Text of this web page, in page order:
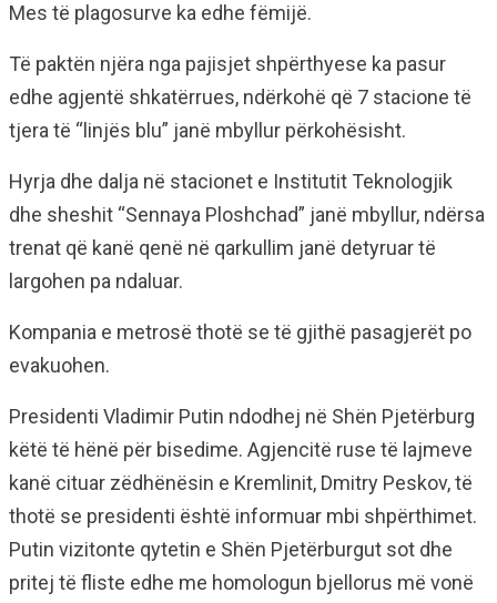
Mes të plagosurve ka edhe fëmijë.
Të paktën njëra nga pajisjet shpërthyese ka pasur
edhe agjentë shkatërrues, ndërkohë që 7 stacione të
tjera të “linjës blu” janë mbyllur përkohësisht.
Hyrja dhe dalja në stacionet e Institutit Teknologjik
dhe sheshit “Sennaya Ploshchad” janë mbyllur, ndërsa
trenat që kanë qenë në qarkullim janë detyruar të
largohen pa ndaluar.
Kompania e metrosë thotë se të gjithë pasagjerët po
evakuohen.
Presidenti Vladimir Putin ndodhej në Shën Pjetërburg
këtë të hënë për bisedime. Agjencitë ruse të lajmeve
kanë cituar zëdhënësin e Kremlinit, Dmitry Peskov, të
thotë se presidenti është informuar mbi shpërthimet.
Putin vizitonte qytetin e Shën Pjetërburgut sot dhe
pritej të fliste edhe me homologun bjellorus më vonë